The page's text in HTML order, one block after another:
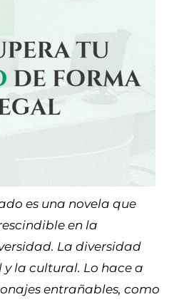
es una novela que
en la
La diversidad
la cultural. Lo hace a
entrañables, como